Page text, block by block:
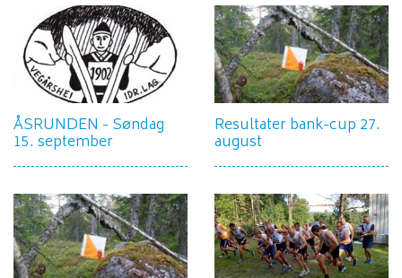
ÅSRUNDEN - Søndag
15. september
Resultater bank-cup 27.
august